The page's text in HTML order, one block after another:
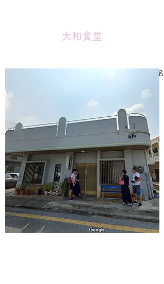
大和食堂
貸出店舗の目と鼻の先にある宮古そばが有名